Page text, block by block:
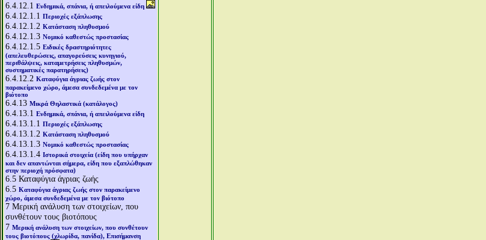
6.4.12.1 Ενδημικά, σπάνια, ή απειλούμενα είδη
6.4.12.1.1 Περιοχές εξάπλωσης
6.4.12.1.2 Κατάσταση πληθυσμού
6.4.12.1.3 Νομικό καθεστώς προστασίας
6.4.12.1.5 Ειδικές δραστηριότητες
(απελευθερώσεις, απαγορεύσεις κυνηγιού,
περιθάλψεις, καταμετρήσεις πληθυσμών,
συστηματικές παρατηρήσεις)
6.4.12.2 Καταφύγια άγριας ζωής στον
παρακείμενο χώρο, άμεσα συνδεδεμένα με τον
βιότοπο
6.4.13 Μικρά Θηλαστικά (κατάλογος)
6.4.13.1 Ενδημικά, σπάνια, ή απειλούμενα είδη
6.4.13.1.1 Περιοχές εξάπλωσης
6.4.13.1.2 Κατάσταση πληθυσμού
6.4.13.1.3 Νομικό καθεστώς προστασίας
6.4.13.1.4 Ιστορικά στοιχεία (είδη που υπήρχαν
και δεν απαντώνται σήμερα, είδη που εξαπλώθηκαν
στην περιοχή πρόσφατα)
6.5 Καταφύγια άγριας ζωής
6.5 Καταφύγια άγριας ζωής στον παρακείμενο
χώρο, άμεσα συνδεδεμένα με τον βιότοπο
7 Μερική ανάλυση των στοιχείων, που
συνθέτουν τους βιοτόπους
7 Μερική ανάλυση των στοιχείων, που συνθέτουν
τους βιοτόπους (χλωρίδα, πανίδα), Επισήμανση